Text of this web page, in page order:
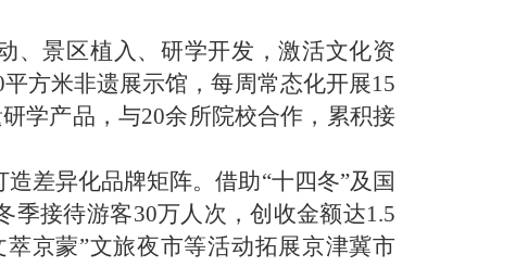
、景区植入、研学开发，激活文化资
方米非遗展示馆，每周常态化开展15
学产品，与20余所院校合作，累积接
差异化品牌矩阵。借助“十四冬”及国
季接待游客30万人次，创收金额达1.5
京蒙”文旅夜市等活动拓展京津冀市